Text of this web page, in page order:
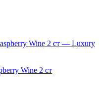
Wine 2 ст